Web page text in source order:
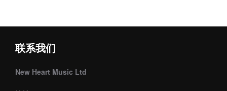
联系我们
New Heart Music Ltd